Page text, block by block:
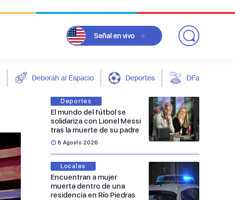
Señal en vivo
Deborah al Espacio Deportes DFarándula
Deportes
El mundo del fútbol se
solidariza con Lionel Messi
tras la muerte de su padre
8 Agosto 2026
Locales
Encuentran a mujer
muerta dentro de una
residencia en Río Piedras